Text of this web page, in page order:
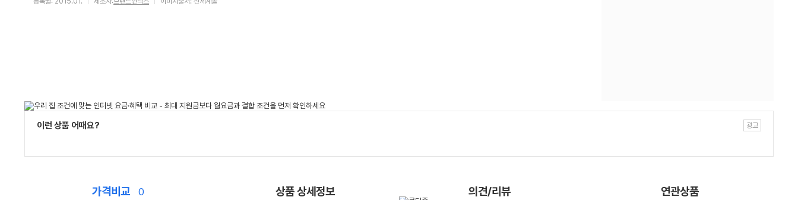
이런 상품 어때요?
가격비교 0 상품 상세정보 의견/리뷰 연관상품